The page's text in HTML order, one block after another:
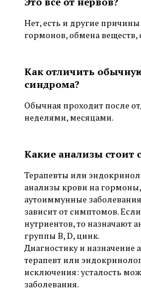
Нет, есть и другие
гормонов, обмена веществ,
Как отличить
синдрома?
Обычная проходит после
неделями, месяцами.
Какие анализы стоит
Терапевты или
анализы крови на
аутоиммунные
зависит от симптомов.
нутриентов, то назначают
группы B, D, цинк.
Диагностику и назначение
терапевт или
исключения: усталость
заболевания.